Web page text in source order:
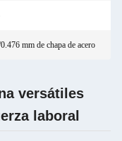
mm de chapa de acero
versátiles
laboral